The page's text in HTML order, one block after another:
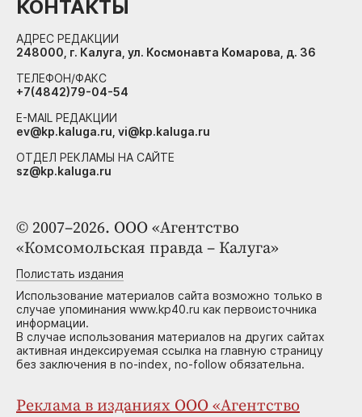
© 2007–2026. ООО «Агентство
«Комсомольская правда – Калуга»
Полистать издания
Использование материалов сайта возможно только в
случае упоминания www.kp40.ru как первоисточника
информации.
В случае использования материалов на других сайтах
активная индексируемая ссылка на главную страницу
без заключения в no-index, no-follow обязательна.
Реклама в изданиях ООО «Агентство
КОНТАКТЫ
АДРЕС РЕДАКЦИИ
248000, г. Калуга, ул. Космонавта Комарова, д. 36
ТЕЛЕФОН/ФАКС
+7(4842)79-04-54
E-MAIL РЕДАКЦИИ
ev@kp.kaluga.ru, vi@kp.kaluga.ru
ОТДЕЛ РЕКЛАМЫ НА САЙТЕ
sz@kp.kaluga.ru